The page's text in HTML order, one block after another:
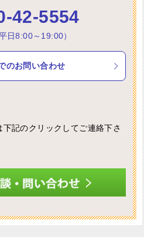
42-5554
日8:00～19:00）
のお問い合わせ
記のクリックしてご連絡下さ